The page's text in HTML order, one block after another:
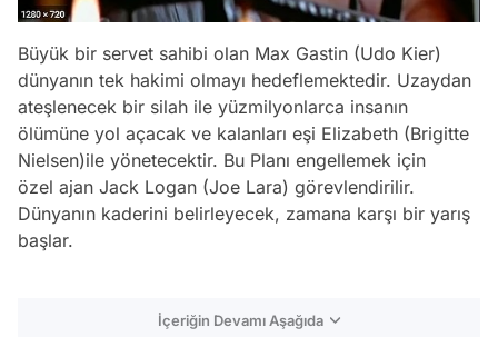
Büyük bir servet sahibi olan Max Gastin (Udo Kier)
dünyanın tek hakimi olmayı hedeflemektedir. Uzaydan
ateşlenecek bir silah ile yüzmilyonlarca insanın
ölümüne yol açacak ve kalanları eşi Elizabeth (Brigitte
Nielsen)ile yönetecektir. Bu Planı engellemek için
özel ajan Jack Logan (Joe Lara) görevlendirilir.
Dünyanın kaderini belirleyecek, zamana karşı bir yarış
başlar.
İçeriğin Devamı Aşağıda